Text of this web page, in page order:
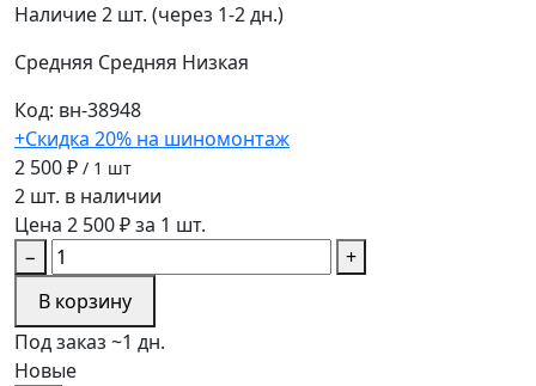
Наличие2 шт. (через 1-2 дн.)
Средняя Средняя Низкая
Код: вн-38948
+Скидка 20% на шиномонтаж
2 500 ₽ / 1 шт
2 шт. в наличии
Цена 2 500 ₽ за 1 шт.
−
+
В корзину
Под заказ ~1 дн.
Новые